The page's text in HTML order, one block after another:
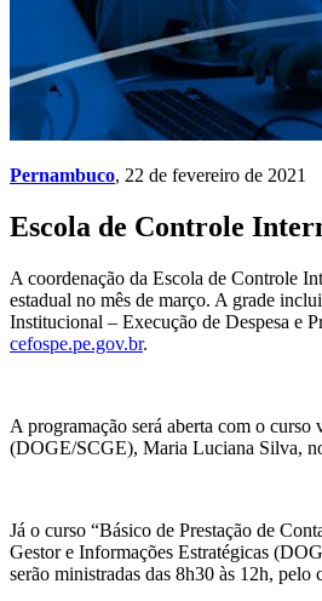
Pernambuco, 22 de fevereiro de 2021
Escola de Controle
A coordenação da Escola de Controle
estadual no mês de março. A grade
Institucional – Execução de Despesa e
cefospe.pe.gov.br.
A programação será aberta com o
(DOGE/SCGE), Maria Luciana Silva,
Já o curso “Básico de Prestação de
Gestor e Informações Estratégicas
serão ministradas das 8h30 às 12h,